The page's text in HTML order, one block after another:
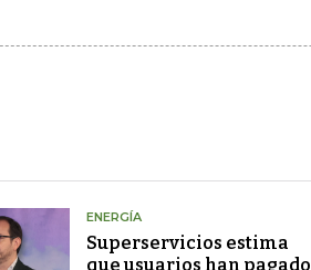
ENERGÍA
Superservicios estima
que usuarios han pagado